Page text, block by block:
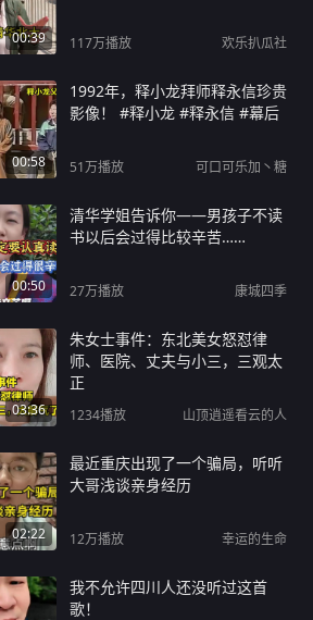
00:39 117万播放 欢乐扒瓜社
00:58
1992年，释小龙拜师释永信珍贵
影像！ #释小龙 #释永信 #幕后
51万播放 可口可乐加丶糖
00:50
清华学姐告诉你——男孩子不读
书以后会过得比较辛苦……
27万播放 康城四季
03:36
朱女士事件：东北美女怒怼律
师、医院、丈夫与小三，三观太
正
1234播放 山顶逍遥看云的人
02:22
最近重庆出现了一个骗局，听听
大哥浅谈亲身经历
12万播放 幸运的生命
我不允许四川人还没听过这首
歌！